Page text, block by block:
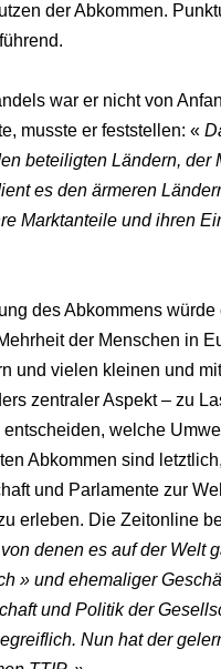
der Abkommen.
war er nicht von
musste er feststellen: «
beteiligten Ländern, der
es den ärmeren
Marktanteile und ihren
des Abkommens
der Menschen in
und vielen kleinen und
zentraler Aspekt – zu
welche
Abkommen sind
und Parlamente zur
erleben. Die Zeitonline
denen es auf der Welt
» und ehemaliger
und Politik der
Nun hat der